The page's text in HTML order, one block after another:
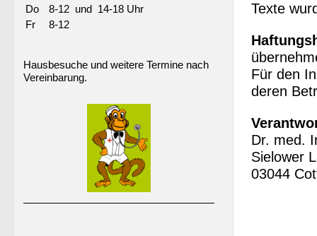
Do
8-12 und 14-18 Uhr
Fr
8-12
Hausbesuche und weitere Termine nach
Vereinbarung.
Texte
Für den
deren
Dr. med.
Sielower
03044